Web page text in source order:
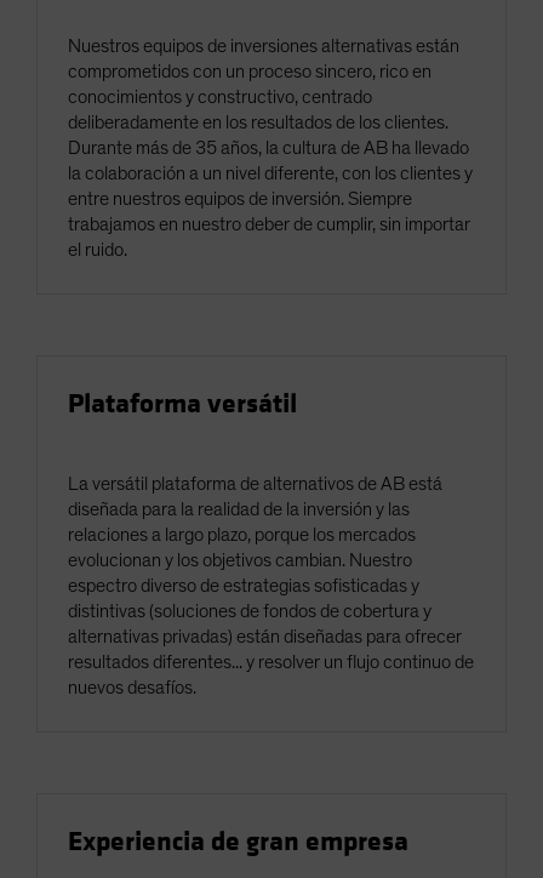
Nuestros equipos de inversiones alternativas están
comprometidos con un proceso sincero, rico en
conocimientos y constructivo, centrado
deliberadamente en los resultados de los clientes.
Durante más de 35 años, la cultura de AB ha llevado
la colaboración a un nivel diferente, con los clientes y
entre nuestros equipos de inversión. Siempre
trabajamos en nuestro deber de cumplir, sin importar
el ruido.
Plataforma versátil
La versátil plataforma de alternativos de AB está
diseñada para la realidad de la inversión y las
relaciones a largo plazo, porque los mercados
evolucionan y los objetivos cambian. Nuestro
espectro diverso de estrategias sofisticadas y
distintivas (soluciones de fondos de cobertura y
alternativas privadas) están diseñadas para ofrecer
resultados diferentes... y resolver un flujo continuo de
nuevos desafíos.
Experiencia de gran empresa